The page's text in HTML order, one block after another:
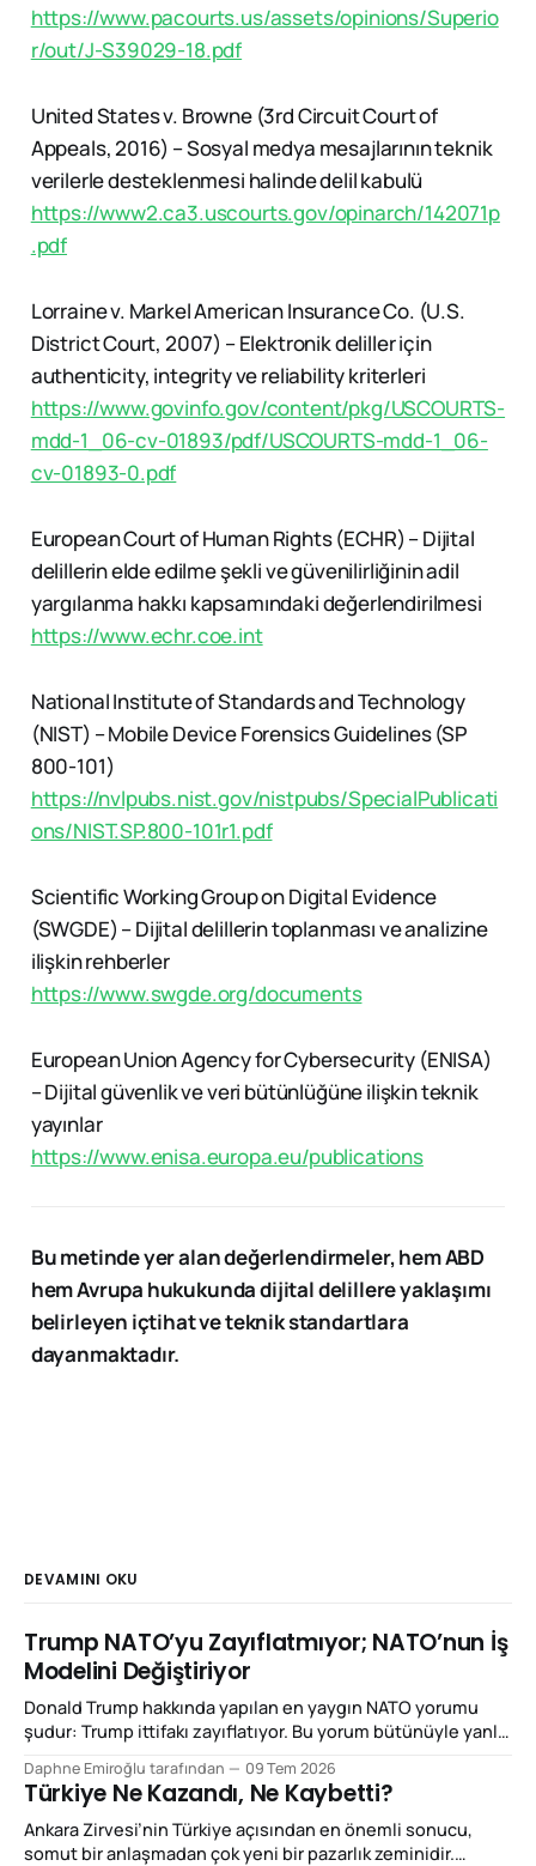
https://www.pacourts.us/assets/opinions/Superio
r/out/J-S39029-18.pdf
United States v. Browne (3rd Circuit Court of
Appeals, 2016) – Sosyal medya mesajlarının teknik
verilerle desteklenmesi halinde delil kabulü
https://www2.ca3.uscourts.gov/opinarch/142071p
.pdf
Lorraine v. Markel American Insurance Co. (U.S.
District Court, 2007) – Elektronik deliller için
authenticity, integrity ve reliability kriterleri
https://www.govinfo.gov/content/pkg/USCOURTS-
mdd-1_06-cv-01893/pdf/USCOURTS-mdd-1_06-
cv-01893-0.pdf
European Court of Human Rights (ECHR) – Dijital
delillerin elde edilme şekli ve güvenilirliğinin adil
yargılanma hakkı kapsamındaki değerlendirilmesi
https://www.echr.coe.int
National Institute of Standards and Technology
(NIST) – Mobile Device Forensics Guidelines (SP
800-101)
https://nvlpubs.nist.gov/nistpubs/SpecialPublicati
ons/NIST.SP.800-101r1.pdf
Scientific Working Group on Digital Evidence
(SWGDE) – Dijital delillerin toplanması ve analizine
ilişkin rehberler
https://www.swgde.org/documents
European Union Agency for Cybersecurity (ENISA)
– Dijital güvenlik ve veri bütünlüğüne ilişkin teknik
yayınlar
https://www.enisa.europa.eu/publications
Bu metinde yer alan değerlendirmeler, hem ABD
hem Avrupa hukukunda dijital delillere yaklaşımı
belirleyen içtihat ve teknik standartlara
dayanmaktadır.
DEVAMINI OKU
Trump NATO’yu Zayıflatmıyor; NATO’nun İş
Modelini Değiştiriyor
Donald Trump hakkında yapılan en yaygın NATO yorumu
şudur: Trump ittifakı zayıflatıyor. Bu yorum bütünüyle yanlış
Çünkü Trump'ın yaptığı şey NATO'yu dağıtmaktan çok,
NATO'nun çalışma mantığını yeniden fiyatlandırmak.
Beğenilsin ya da beğenilmesin, bu
Daphne Emiroğlu tarafından 09 Tem 2026
Türkiye Ne Kazandı, Ne Kaybetti?
Ankara Zirvesi’nin Türkiye açısından en önemli sonucu,
somut bir anlaşmadan çok yeni bir pazarlık zeminidir.